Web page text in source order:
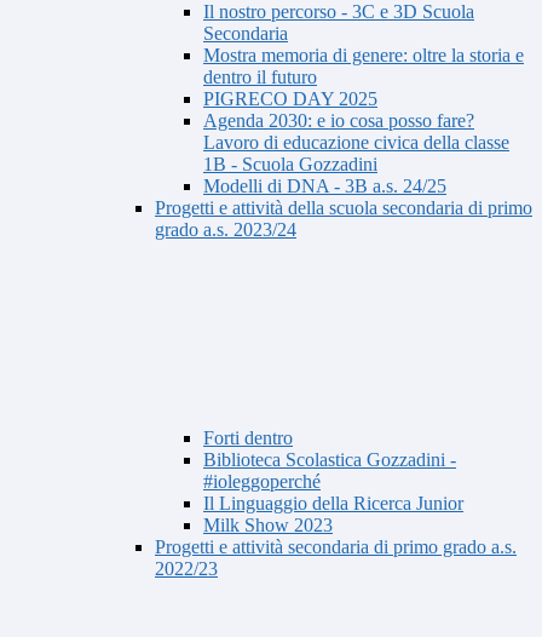
Il nostro percorso - 3C e 3D Scuola
Secondaria
Mostra memoria di genere: oltre la storia e
dentro il futuro
PIGRECO DAY 2025
Agenda 2030: e io cosa posso fare?
Lavoro di educazione civica della classe
1B - Scuola Gozzadini
Modelli di DNA - 3B a.s. 24/25
Progetti e attività della scuola secondaria di primo
grado a.s. 2023/24
Forti dentro
Biblioteca Scolastica Gozzadini -
#ioleggoperché
Il Linguaggio della Ricerca Junior
Milk Show 2023
Progetti e attività secondaria di primo grado a.s.
2022/23